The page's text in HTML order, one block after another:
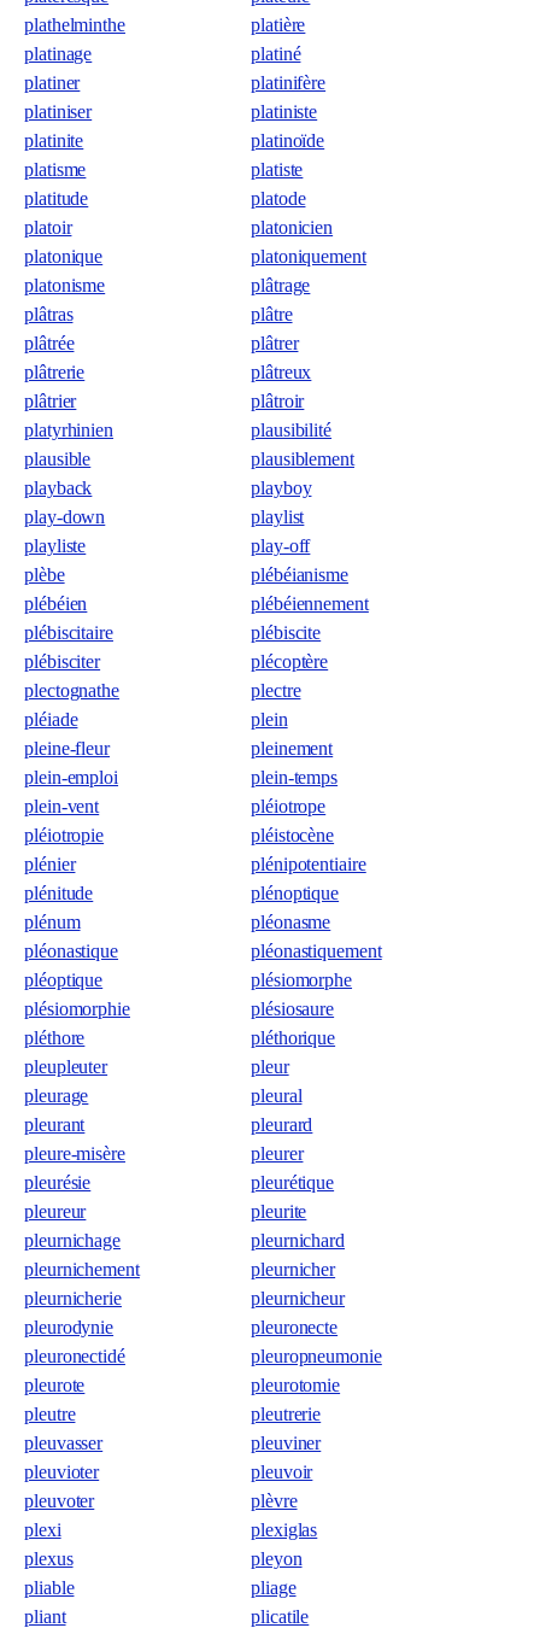
plathelminthe
platière
platinage
platiné
platiner
platinifère
platiniser
platiniste
platinite
platinoïde
platisme
platiste
platitude
platode
platoir
platonicien
platonique
platoniquement
platonisme
plâtrage
plâtras
plâtre
plâtrée
plâtrer
plâtrerie
plâtreux
plâtrier
plâtroir
platyrhinien
plausibilité
plausible
plausiblement
playback
playboy
play-down
playlist
playliste
play-off
plèbe
plébéianisme
plébéien
plébéiennement
plébiscitaire
plébiscite
plébisciter
plécoptère
plectognathe
plectre
pléiade
plein
pleine-fleur
pleinement
plein-emploi
plein-temps
plein-vent
pléiotrope
pléiotropie
pléistocène
plénier
plénipotentiaire
plénitude
plénoptique
plénum
pléonasme
pléonastique
pléonastiquement
pléoptique
plésiomorphe
plésiomorphie
plésiosaure
pléthore
pléthorique
pleupleuter
pleur
pleurage
pleural
pleurant
pleurard
pleure-misère
pleurer
pleurésie
pleurétique
pleureur
pleurite
pleurnichage
pleurnichard
pleurnichement
pleurnicher
pleurnicherie
pleurnicheur
pleurodynie
pleuronecte
pleuronectidé
pleuropneumonie
pleurote
pleurotomie
pleutre
pleutrerie
pleuvasser
pleuviner
pleuvioter
pleuvoir
pleuvoter
plèvre
plexi
plexiglas
plexus
pleyon
pliable
pliage
pliant
plicatile